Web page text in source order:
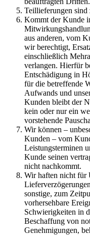
Teillieferungen sind
Kommt der Kunde
aus anderen, vom
wir berechtigt,
einschließlich
verlangen. Hierfür
Entschädigung in
für die betreffende
Aufwands und
Kunden bleibt der
kein oder nur ein
vorstehende
Wir können –
Kunden – vom
Leistungsterminen
Kunde seinen
nicht nachkommt.
Wir haften nicht für
sonstige, zum
vorhersehbare
Schwierigkeiten in
Beschaffung von
Genehmigungen,